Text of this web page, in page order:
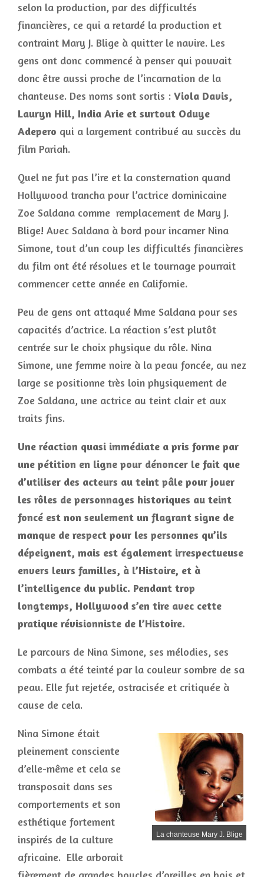
selon la production, par des difficultés
financières, ce qui a retardé la production et
contraint Mary J. Blige à quitter le navire. Les
gens ont donc commencé à penser qui pouvait
donc être aussi proche de l’incarnation de la
chanteuse. Des noms sont sortis : Viola Davis,
Lauryn Hill, India Arie et surtout Oduye
Adepero qui a largement contribué au succès du
film Pariah.
Quel ne fut pas l’ire et la consternation quand
Hollywood trancha pour l’actrice dominicaine
Zoe Saldana comme remplacement de Mary J.
Blige! Avec Saldana à bord pour incarner Nina
Simone, tout d’un coup les difficultés financières
du film ont été résolues et le tournage pourrait
commencer cette année en Californie.
Peu de gens ont attaqué Mme Saldana pour ses
capacités d’actrice. La réaction s’est plutôt
centrée sur le choix physique du rôle. Nina
Simone, une femme noire à la peau foncée, au nez
large se positionne très loin physiquement de
Zoe Saldana, une actrice au teint clair et aux
traits fins.
Une réaction quasi immédiate a pris forme par
une pétition en ligne pour dénoncer le fait que
d’utiliser des acteurs au teint pâle pour jouer
les rôles de personnages historiques au teint
foncé est non seulement un flagrant signe de
manque de respect pour les personnes qu’ils
dépeignent, mais est également irrespectueuse
envers leurs familles, à l’Histoire, et à
l’intelligence du public. Pendant trop
longtemps, Hollywood s’en tire avec cette
pratique révisionniste de l’Histoire.
Le parcours de Nina Simone, ses mélodies, ses
combats a été teinté par la couleur sombre de sa
peau. Elle fut rejetée, ostracisée et critiquée à
cause de cela.
La chanteuse Mary J. Blige
Nina Simone était
pleinement consciente
d’elle-même et cela se
transposait dans ses
comportements et son
esthétique fortement
inspirés de la culture
africaine. Elle arborait